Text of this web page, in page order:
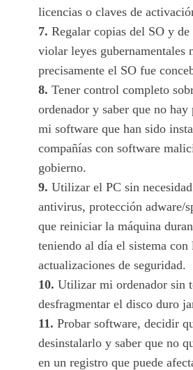
licencias o claves de
7. Regalar copias del SO y
violar leyes gubernamentales
precisamente el SO fue
8. Tener control completo
ordenador y saber que no hay
mi software que han sido
compañías con software
gobierno.
9. Utilizar el PC sin
antivirus, protección adware/
que reiniciar la máquina
teniendo al día el sistema con
actualizaciones de seguridad.
10. Utilizar mi ordenador sin
desfragmentar el disco duro
11. Probar software, decidir
desinstalarlo y saber que no
en un registro que puede